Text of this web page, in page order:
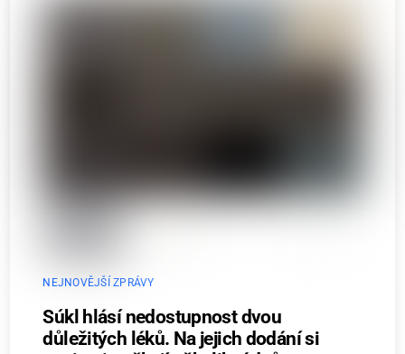
NEJNOVĚJŠÍ ZPRÁVY
Súkl hlásí nedostupnost dvou
důležitých léků. Na jejich dodání si